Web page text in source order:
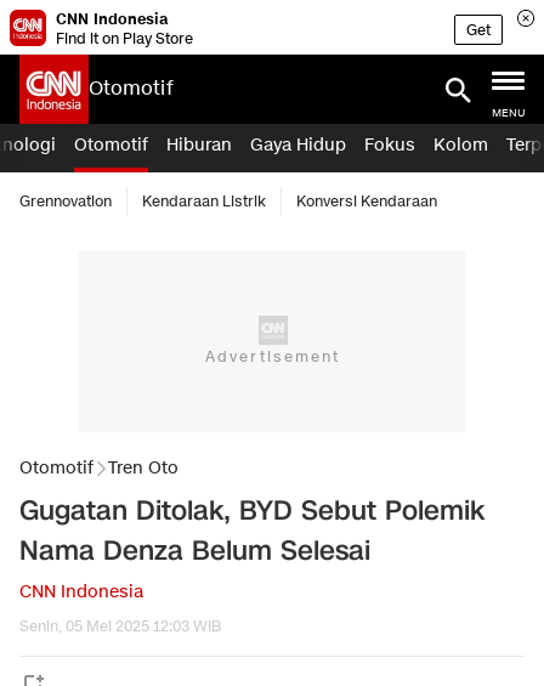
CNN Indonesia
Find it on Play Store
Get
Otomotif
MENU
Otomotif Hiburan Gaya Hidup Fokus Kolom
Grennovation Kendaraan Listrik Konversi Kendaraan
Otomotif Tren Oto
Gugatan Ditolak, BYD Sebut Polemik
Nama Denza Belum Selesai
CNN Indonesia
Senin, 05 Mei 2025 12:03 WIB